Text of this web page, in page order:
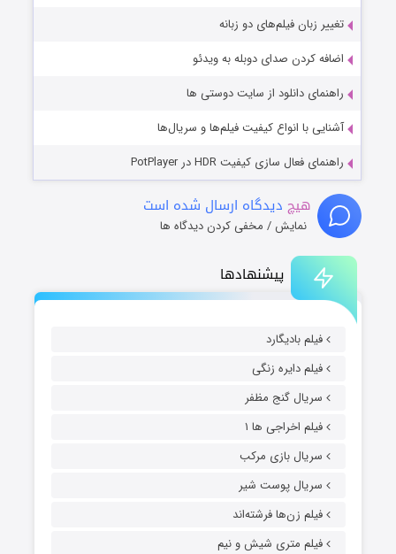
پیشنهادها
فیلم بادیگارد
فیلم دایره زنگی
سریال گنج مظفر
فیلم اخراجی ها ۱
سریال بازی مرکب
سریال پوست شیر
فیلم زن‌ها فرشته‌اند
فیلم متری شیش و نیم
تغییر زبان فیلم‌های دو زبانه
اضافه کردن صدای دوبله به ویدئو
راهنمای دانلود از سایت دوستی ها
آشنایی با انواع کیفیت فیلم‌ها و سریال‌ها
راهنمای فعال سازی کیفیت HDR در PotPlayer
هیچ دیدگاه ارسال شده است
نمایش / مخفی کردن دیدگاه ها